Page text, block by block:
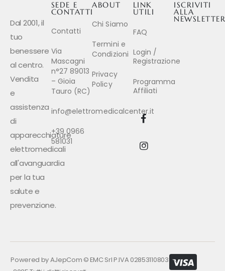
Dal 2001, il
tuo
benessere
al centro.
Vendita
e
assistenza
di
apparecchiature
elettromedicali
all'avanguardia
per la tua
salute e
prevenzione.
LINK
UTILI
FAQ
Login /
Registrazione
Programma
Affiliati
ABOUT
Chi Siamo
Termini e
Condizioni
Privacy
Policy
SEDE E
CONTATTI
Contatti
Via
Mascagni
n°27 89013
– Gioia
Tauro (RC)
info@elettromedicalcenter.it
+39 0966
581031
ISCRIVITI
ALLA
Powered byAJepCom © EMC Srl P.IVA 02853110803